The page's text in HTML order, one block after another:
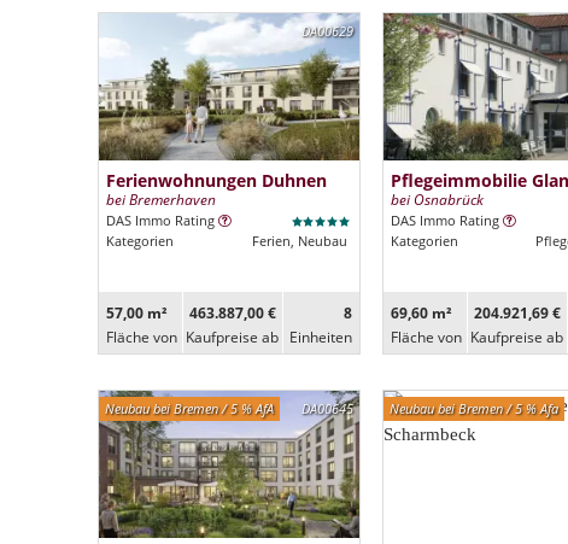
DA00629
Ferienwohnungen Duhnen
bei Bremerhaven
DAS Immo Rating
Kategorien
Ferien, Neubau
57,00 m²
Fläche von
463.887,00 €
Kaufpreise ab
8
Ein­heiten
Pflegeimmobilie
bei Osnabrück
DAS Immo Rating
Kategorien
69,60 m²
Fläche von
204.921,69 €
Kaufpreise ab
DA00645
Neubau bei Bremen / 5 % AfA Neubau bei Bremen / 5 % Afa